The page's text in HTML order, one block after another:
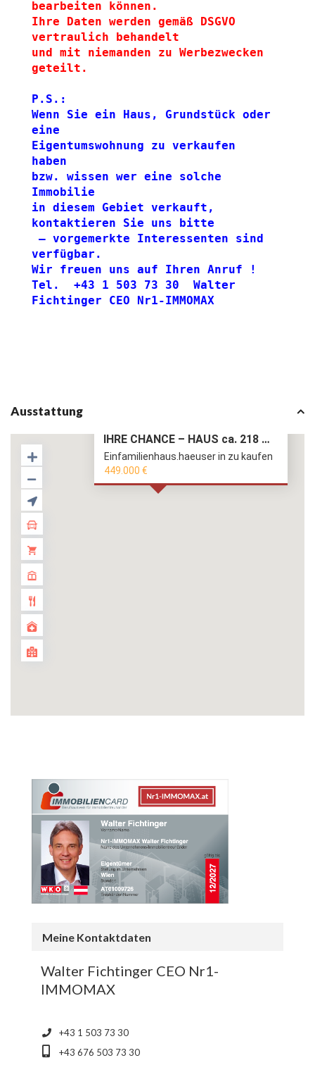
bearbeiten können.
Ihre Daten werden gemäß DSGVO
vertraulich behandelt
und mit niemanden zu Werbezwecken
geteilt.
P.S.:
Wenn Sie ein Haus, Grundstück oder
eine
Eigentumswohnung zu verkaufen
haben
bzw. wissen wer eine solche
Immobilie
in diesem Gebiet verkauft,
kontaktieren Sie uns bitte
verfügbar.
Wir freuen uns auf Ihren Anruf !
Tel.  +43 1 503 73 30  Walter
Fichtinger CEO Nr1-IMMOMAX
Ausstattung
IHRE CHANCE – HAUS ca. 218 m² WNFL + ca. 350 ...
Einfamilienhaus.haeuser in zu kaufen
449.000 €
Meine Kontaktdaten
Walter Fichtinger CEO Nr1-
IMMOMAX
+43 1 503 73 30
+43 676 503 73 30